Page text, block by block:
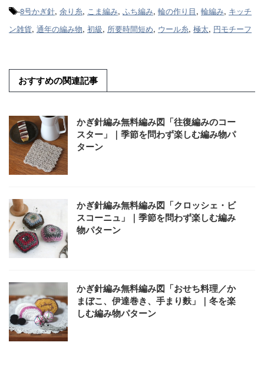
-8号かぎ針, 余り糸, こま編み, ふち編み, 輪の作り目, 輪編み, キッチ
ン雑貨, 通年の編み物, 初級, 所要時間短め, ウール糸, 極太, 円モチーフ
おすすめの関連記事
かぎ針編み無料編み図「往復編みのコー
スター」｜季節を問わず楽しむ編み物パ
ターン
かぎ針編み無料編み図「クロッシェ・ビ
スコーニュ」｜季節を問わず楽しむ編み
物パターン
かぎ針編み無料編み図「おせち料理／か
まぼこ、伊達巻き、手まり麩」｜冬を楽
しむ編み物パターン